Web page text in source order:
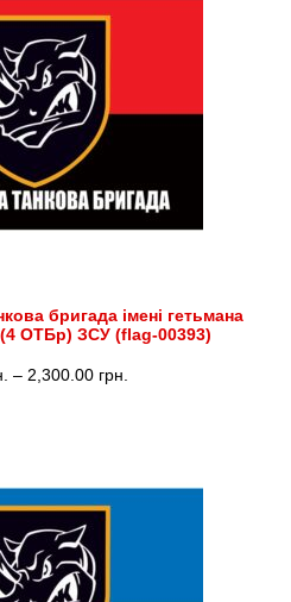
бригада імені гетьмана
(4 ОТБр) ЗСУ (flag-00393)
– 2,300.00 грн.